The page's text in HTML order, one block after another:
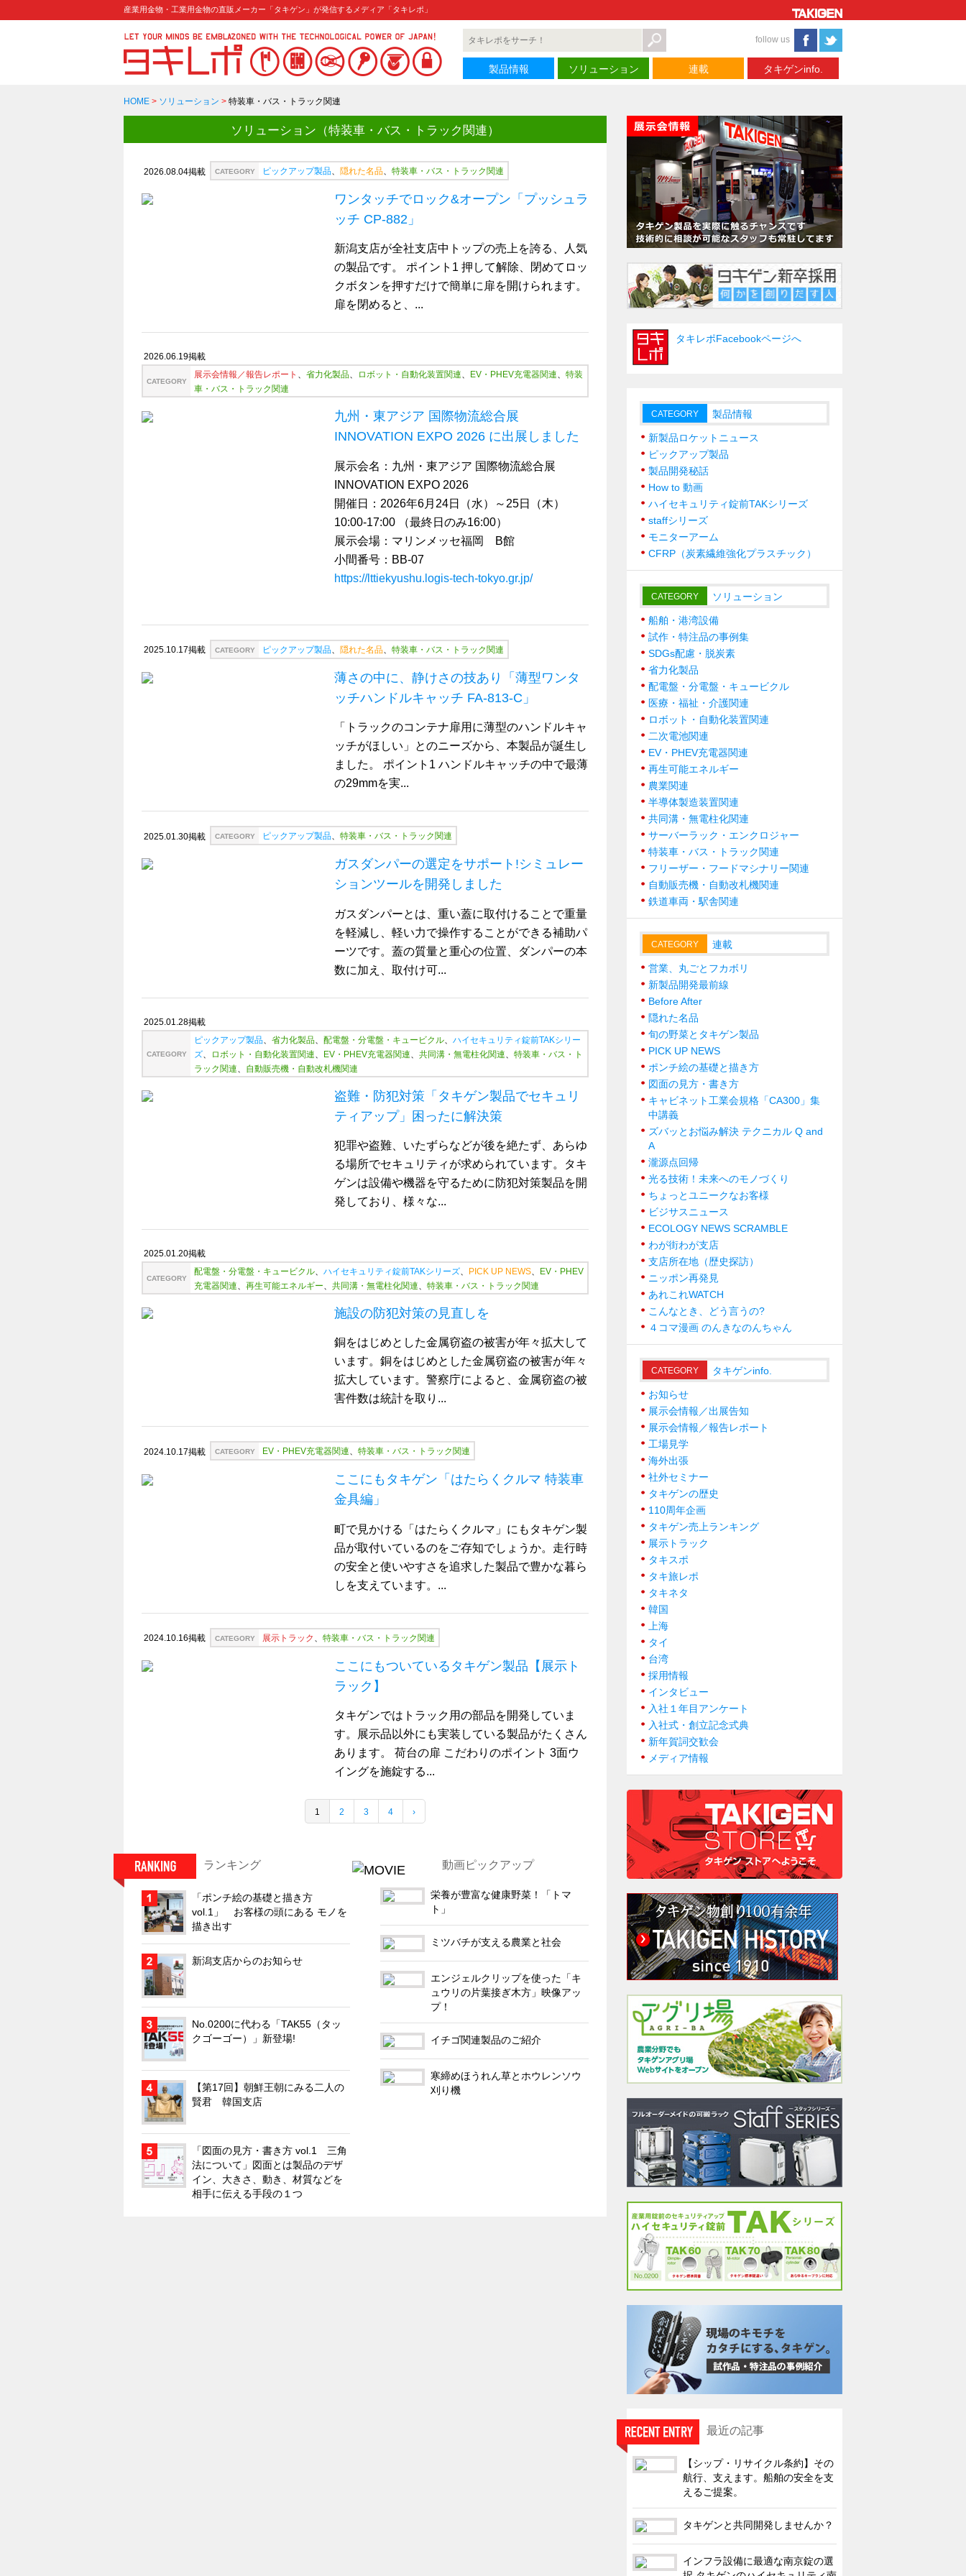
産業用金物・工業用金物の直販メーカー「タキゲン」が発信するメディア「タキレポ」
follow us
製品情報 ソリューション 連載 タキゲンinfo.
HOME > ソリューション > 特装車・バス・トラック関連
ソリューション（特装車・バス・トラック関連）
2026.08.04掲載 CATEGORY ピックアップ製品、 隠れた名品、 特装車・バス・トラック関連
ワンタッチでロック&オープン「プッシュラ
ッチ CP-882」
新潟支店が全社支店中トップの売上を誇る、人気
の製品です。 ポイント1 押して解除、閉めてロッ
クボタンを押すだけで簡単に扉を開けられます。
扉を閉めると、...
2026.06.19掲載
CATEGORY
展示会情報／報告レポート 、 省力化製品、 ロボット・自動化装置関連、 EV・PHEV充電器関連、 特装
車・バス・トラック関連
九州・東アジア 国際物流総合展
INNOVATION EXPO 2026 に出展しました
展示会名：九州・東アジア 国際物流総合展
INNOVATION EXPO 2026
開催日：2026年6月24日（水）～25日（木）
10:00-17:00
（最終日のみ16:00）
展示会場：マリンメッセ福岡 B館
小間番号：BB-07
https://lttiekyushu.logis-tech-tokyo.gr.jp/
2025.10.17掲載 CATEGORY ピックアップ製品 隠れた名品 特装車・バス・トラック関連
薄さの中に、静けさの技あり「薄型ワンタ
ッチハンドルキャッチ FA-813-C」
「トラックのコンテナ扉用に薄型のハンドルキャ
ッチがほしい」とのニーズから、本製品が誕生し
ました。 ポイント1 ハンドルキャッチの中で最薄
の29mmを実...
2025.01.30掲載 CATEGORY ピックアップ製品、 特装車・バス・トラック関連
ガスダンパーの選定をサポート!シミュレー
ションツールを開発しました
ガスダンパーとは、重い蓋に取付けることで重量
を軽減し、軽い力で操作することができる補助パ
ーツです。蓋の質量と重心の位置、ダンパーの本
数に加え、取付け可...
2025.01.28掲載
CATEGORY
ピックアップ製品 省力化製品 配電盤・分電盤・キュービクル
ハイセキュリティ錠前TAKシリー
ズ
ロボット・自動化装置関連 EV・PHEV充電器関連 共同溝・無電柱化関連
特装車・バス・ト
ラック関連
自動販売機・自動改札機関連
盗難・防犯対策「タキゲン製品でセキュリ
ティアップ」困ったに解決策
犯罪や盗難、いたずらなどが後を絶たず、あらゆ
る場所でセキュリティが求められています。タキ
ゲンは設備や機器を守るために防犯対策製品を開
発しており、様々な...
2025.01.20掲載
CATEGORY
配電盤・分電盤・キュービクル、 ハイセキュリティ錠前TAKシリーズ、 PICK UP NEWS、
EV・PHEV
充電器関連、 再生可能エネルギー、 共同溝・無電柱化関連、 特装車・バス・トラック関連
施設の防犯対策の見直しを
銅をはじめとした金属窃盗の被害が年々拡大して
います。銅をはじめとした金属窃盗の被害が年々
拡大しています。警察庁によると、金属窃盗の被
害件数は統計を取り...
2024.10.17掲載 CATEGORY EV・PHEV充電器関連、 特装車・バス・トラック関連
ここにもタキゲン「はたらくクルマ 特装車
金具編」
町で見かける「はたらくクルマ」にもタキゲン製
品が取付いているのをご存知でしょうか。走行時
の安全と使いやすさを追求した製品で豊かな暮ら
しを支えています。...
2024.10.16掲載 CATEGORY 展示トラック 特装車・バス・トラック関連
ここにもついているタキゲン製品【展示ト
ラック】
タキゲンではトラック用の部品を開発していま
す。展示品以外にも実装している製品がたくさん
あります。 荷台の扉 こだわりのポイント 3面ウ
イングを施錠する...
1 2 3 4 ›
ランキング
「ポンチ絵の基礎と描き方
vol.1」 お客様の頭にある モノを
描き出す
新潟支店からのお知らせ
No.0200に代わる「TAK55（タッ
クゴーゴー）」新登場!
【第17回】朝鮮王朝にみる二人の
賢君 韓国支店
「図面の見方・書き方 vol.1 三角
法について」図面とは製品のデザ
イン、大きさ、動き、材質などを
相手に伝える手段の１つ
動画ピックアップ
栄養が豊富な健康野菜！「トマ
ト」
ミツバチが支える農業と社会
エンジェルクリップを使った「キ
ュウリの片葉接ぎ木方」映像アッ
プ！
イチゴ関連製品のご紹介
寒締めほうれん草とホウレンソウ
刈り機
タキレポFacebookページへ
CATEGORY 製品情報
新製品ロケットニュース
ピックアップ製品
製品開発秘話
How to 動画
ハイセキュリティ錠前TAKシリーズ
staffシリーズ
モニターアーム
CFRP（炭素繊維強化プラスチック）
CATEGORY ソリューション
船舶・港湾設備
試作・特注品の事例集
SDGs配慮・脱炭素
省力化製品
配電盤・分電盤・キュービクル
医療・福祉・介護関連
ロボット・自動化装置関連
二次電池関連
EV・PHEV充電器関連
再生可能エネルギー
農業関連
半導体製造装置関連
共同溝・無電柱化関連
サーバーラック・エンクロジャー
特装車・バス・トラック関連
フリーザー・フードマシナリー関連
自動販売機・自動改札機関連
鉄道車両・駅舎関連
CATEGORY 連載
営業、丸ごとフカボリ
新製品開発最前線
Before After
隠れた名品
旬の野菜とタキゲン製品
PICK UP NEWS
ポンチ絵の基礎と描き方
図面の見方・書き方
キャビネット工業会規格「CA300」集
中講義
ズバッとお悩み解決 テクニカル Q and
A
瀧源点回帰
光る技術！未来へのモノづくり
ちょっとユニークなお客様
ビジサスニュース
ECOLOGY NEWS SCRAMBLE
わが街わが支店
支店所在地（歴史探訪）
ニッポン再発見
あれこれWATCH
こんなとき、どう言うの?
４コマ漫画 のんきなのんちゃん
CATEGORY タキゲンinfo.
お知らせ
展示会情報／出展告知
展示会情報／報告レポート
工場見学
海外出張
社外セミナー
タキゲンの歴史
110周年企画
タキゲン売上ランキング
展示トラック
タキスポ
タキ旅レポ
タキネタ
韓国
上海
タイ
台湾
採用情報
インタビュー
入社１年目アンケート
入社式・創立記念式典
新年賀詞交歓会
メディア情報
最近の記事
【シップ・リサイクル条約】その
航行、支えます。船舶の安全を支
えるご提案。
タキゲンと共同開発しませんか？
インフラ設備に最適な南京錠の選